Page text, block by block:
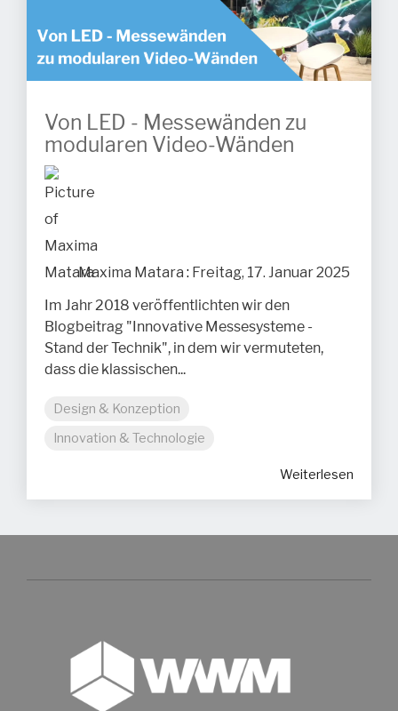
Von LED - Messewänden zu
modularen Video-Wänden
Maxima Matara : Freitag, 17. Januar 2025
Im Jahr 2018 veröffentlichten wir den
Blogbeitrag "Innovative Messesysteme -
Stand der Technik", in dem wir vermuteten,
dass die klassischen...
Design & Konzeption
Innovation & Technologie
Weiterlesen